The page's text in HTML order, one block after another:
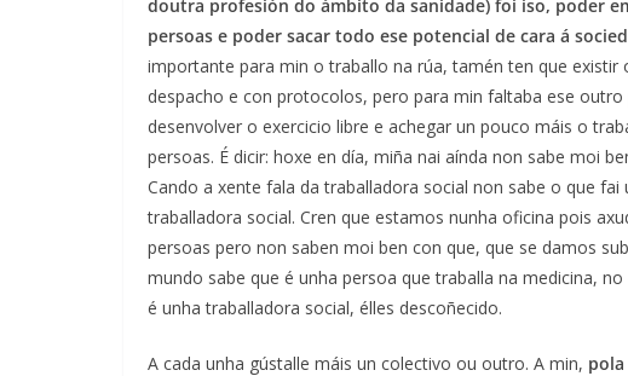
doutra profesión do ámbito da sanidade) foi iso, poder
persoas e poder sacar todo ese potencial de cara á
importante para min o traballo na rúa, tamén ten que existir
despacho e con protocolos, pero para min faltaba ese outro
desenvolver o exercicio libre e achegar un pouco máis o
persoas. É dicir: hoxe en día, miña nai aínda non sabe moi
Cando a xente fala da traballadora social non sabe o que fai
traballadora social. Cren que estamos nunha oficina pois
persoas pero non saben moi ben con que, que se damos
mundo sabe que é unha persoa que traballa na medicina,
é unha traballadora social, élles descoñecido.
A cada unha gústalle máis un colectivo ou outro. A min,